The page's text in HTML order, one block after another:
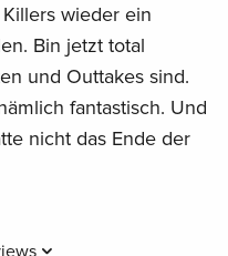
wieder ein
Bin jetzt total
und Outtakes sind.
fantastisch. Und
nicht das Ende der